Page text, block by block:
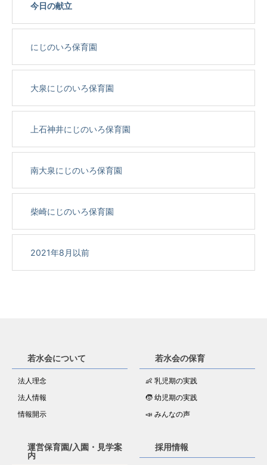
今日の献立
にじのいろ保育園
大泉にじのいろ保育園
上石神井にじのいろ保育園
南大泉にじのいろ保育園
柴崎にじのいろ保育園
2021年8月以前
若水会について
法人理念
法人情報
情報開示
若水会の保育
👶 乳児期の実践
🧒 幼児期の実践
📣 みんなの声
運営保育園/入園・見学案
内
採用情報